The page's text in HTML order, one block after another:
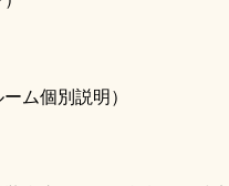
ム個別説明）